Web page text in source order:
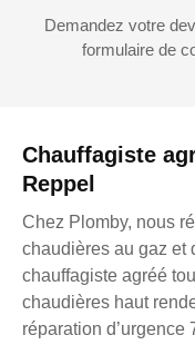
Chauffagiste
Reppel
Chez Plomby, nous
chaudières au gaz et
chauffagiste agréé
chaudières haut
réparation d’urgence
Demandez votre
formulaire de